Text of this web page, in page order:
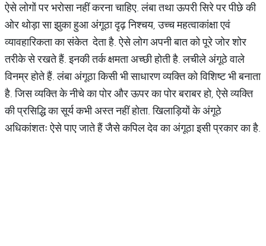
ऐसे लोगों पर भरोसा नहीं करना चाहिए. लंबा तथा ऊपरी सिरे पर पीछे की
ओर थोड़ा सा झुका हुआ अंगूठा दृढ़ निश्चय, उच्च महत्वाकांक्षा एवं
व्यावहारिकता का संकेत देता है. ऐसे लोग अपनी बात को पूरे जोर शोर
तरीके से रखते हैं. इनकी तर्क क्षमता अच्छी होती है. लचीले अंगूठे वाले
विनम्र होते हैं. लंबा अंगूठा किसी भी साधारण व्यक्ति को विशिष्ट भी बनाता
है. जिस व्यक्ति के नीचे का पोर और ऊपर का पोर बराबर हो, ऐसे व्यक्ति
की प्रसिद्धि का सूर्य कभी अस्त नहीं होता. खिलाड़ियों के अंगूठे
अधिकांशतः ऐसे पाए जाते हैं जैसे कपिल देव का अंगूठा इसी प्रकार का है.